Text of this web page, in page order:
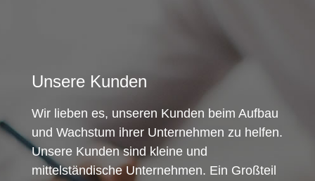
Unsere Kunden
Wir lieben es, unseren Kunden beim Aufbau
und Wachstum ihrer Unternehmen zu helfen.
Unsere Kunden sind kleine und
mittelständische Unternehmen. Ein Großteil